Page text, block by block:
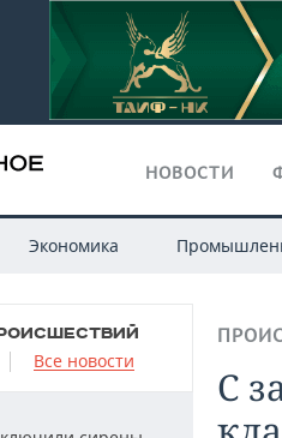
НОВОСТИ
Экономика
Все новости
С